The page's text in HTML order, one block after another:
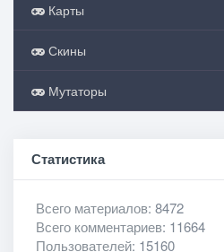
Карты
Скины
Мутаторы
Статистика
Всего материалов: 8472
Всего комментариев: 11664
Пользователей: 15160